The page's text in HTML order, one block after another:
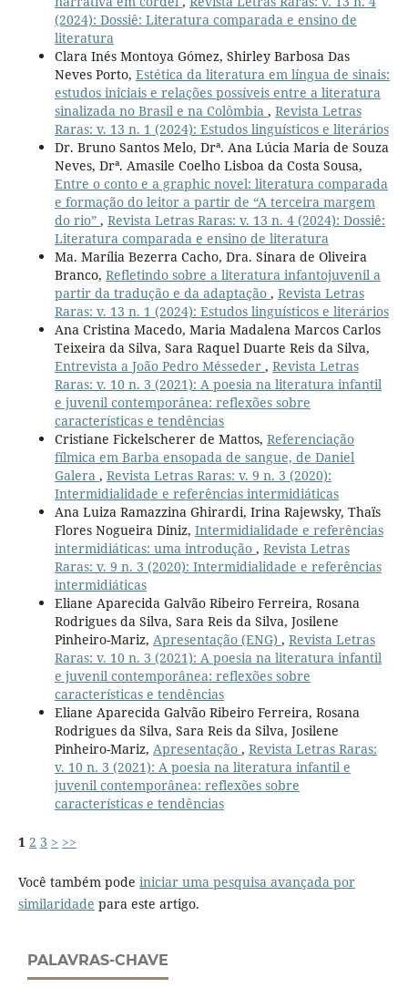
(2024): Dossiê: Literatura comparada e ensino de
literatura
Clara Inés Montoya Gómez, Shirley Barbosa Das
Neves Porto, Estética da literatura em língua de sinais:
estudos iniciais e relações possíveis entre a literatura
sinalizada no Brasil e na Colômbia , Revista Letras
Raras: v. 13 n. 1 (2024): Estudos linguísticos e literários
Dr. Bruno Santos Melo, Drª. Ana Lúcia Maria de Souza
Neves, Drª. Amasile Coelho Lisboa da Costa Sousa,
Entre o conto e a graphic novel: literatura comparada
e formação do leitor a partir de “A terceira margem
do rio” , Revista Letras Raras: v. 13 n. 4 (2024): Dossiê:
Literatura comparada e ensino de literatura
Ma. Marília Bezerra Cacho, Dra. Sinara de Oliveira
Branco, Refletindo sobre a literatura infantojuvenil a
partir da tradução e da adaptação , Revista Letras
Raras: v. 13 n. 1 (2024): Estudos linguísticos e literários
Ana Cristina Macedo, Maria Madalena Marcos Carlos
Teixeira da Silva, Sara Raquel Duarte Reis da Silva,
Entrevista a João Pedro Mésseder , Revista Letras
Raras: v. 10 n. 3 (2021): A poesia na literatura infantil
e juvenil contemporânea: reflexões sobre
características e tendências
Cristiane Fickelscherer de Mattos, Referenciação
fílmica em Barba ensopada de sangue, de Daniel
Galera , Revista Letras Raras: v. 9 n. 3 (2020):
Intermidialidade e referências intermidiáticas
Ana Luiza Ramazzina Ghirardi, Irina Rajewsky, Thaïs
Flores Nogueira Diniz, Intermidialidade e referências
intermidiáticas: uma introdução , Revista Letras
Raras: v. 9 n. 3 (2020): Intermidialidade e referências
intermidiáticas
Eliane Aparecida Galvão Ribeiro Ferreira, Rosana
Rodrigues da Silva, Sara Reis da Silva, Josilene
Pinheiro-Mariz, Apresentação (ENG) , Revista Letras
Raras: v. 10 n. 3 (2021): A poesia na literatura infantil
e juvenil contemporânea: reflexões sobre
características e tendências
Eliane Aparecida Galvão Ribeiro Ferreira, Rosana
Rodrigues da Silva, Sara Reis da Silva, Josilene
Pinheiro-Mariz, Apresentação , Revista Letras Raras:
v. 10 n. 3 (2021): A poesia na literatura infantil e
juvenil contemporânea: reflexões sobre
características e tendências
1 2 3 > >>
Você também pode iniciar uma pesquisa avançada por
similaridade para este artigo.
PALAVRAS-CHAVE